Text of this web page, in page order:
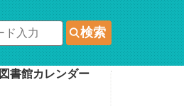
検索
図書館カレンダー